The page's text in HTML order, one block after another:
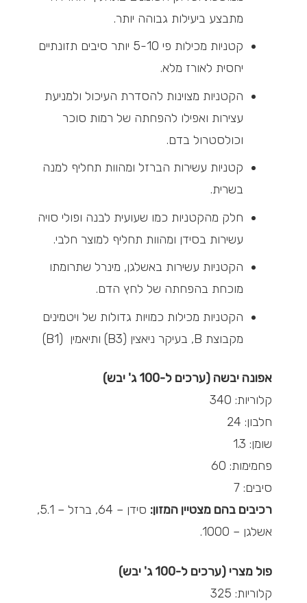
מתבצע ביעילות גבוהה יותר.
קטניות מכילות פי 5-10 יותר סיבים תזונתיים
יחסית לאורז מלא.
הקטניות מצוינות להסדרת העיכול ולמניעת
עצירות ואפילו להפחתה של רמות סוכר
וכולסטרול בדם.
קטניות עשירות הברזל ומהוות תחליף למנה
בשרית.
חלק מהקטניות כמו שעועית לבנה ופולי סויה
עשירות בסידן ומהוות תחליף למוצר חלבי.
הקטניות עשירות באשלגן, מינרל שתרומתו
מוכחת בהפחתה של לחץ הדם.
הקטניות מכילות כמויות גדולות של ויטמינים
מקבוצת B, בעיקר ניאצין (B3) ותיאמין (B1)
אפונה יבשה (ערכים ל-100 ג' יבש)
קלוריות: 340
חלבון: 24
שומן: 1.3
פחמימות: 60
סיבים: 7
רכיבים בהם מצטיין המזון:
סידן – 64, ברזל – 5.1,
אשלגן – 1000.
פול מצרי (ערכים ל-100 ג' יבש)
קלוריות: 325